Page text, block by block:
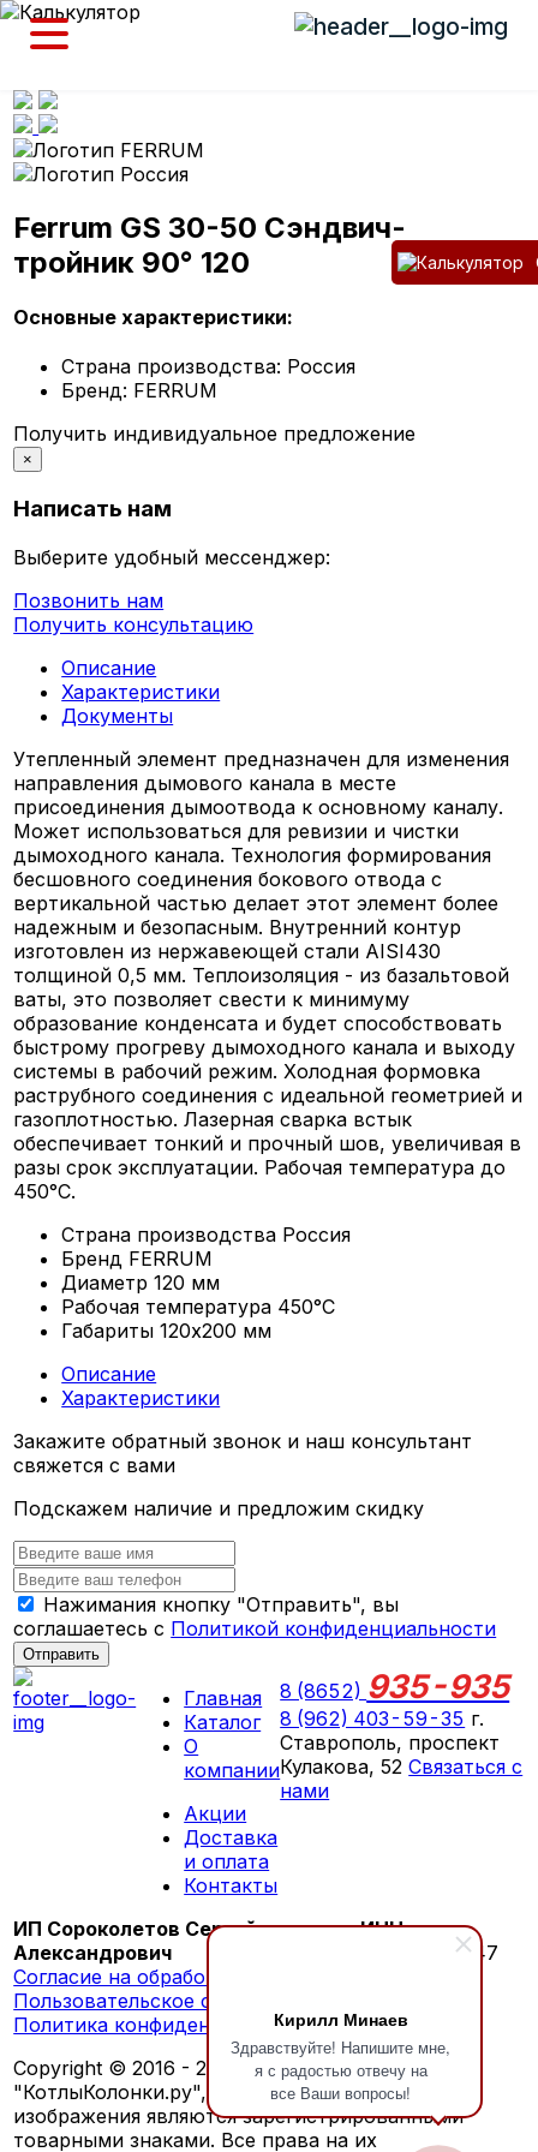
Кирилл Минаев
Здравствуйте! Напишите мне,
я с радостью отвечу на
все Ваши вопросы!
Ferrum GS 30-50 Сэндвич-
тройник 90° 120
Основные характеристики:
Страна производства: Россия
Бренд: FERRUM
Получить индивидуальное предложение
×
Написать нам
Выберите удобный мессенджер:
Позвонить нам
Получить консультацию
Описание
Характеристики
Документы
Утепленный элемент предназначен для изменения
направления дымового канала в месте
присоединения дымоотвода к основному каналу.
Может использоваться для ревизии и чистки
дымоходного канала. Технология формирования
бесшовного соединения бокового отвода с
вертикальной частью делает этот элемент более
надежным и безопасным. Внутренний контур
изготовлен из нержавеющей стали AISI430
толщиной 0,5 мм. Теплоизоляция - из базальтовой
ваты, это позволяет свести к минимуму
образование конденсата и будет способствовать
быстрому прогреву дымоходного канала и выходу
системы в рабочий режим. Холодная формовка
раструбного соединения с идеальной геометрией и
газоплотностью. Лазерная сварка встык
обеспечивает тонкий и прочный шов, увеличивая в
разы срок эксплуатации. Рабочая температура до
450°С.
Страна производства Россия
Бренд FERRUM
Диаметр 120 мм
Рабочая температура 450°С
Габариты 120х200 мм
Описание
Характеристики
Закажите обратный звонок и наш консультант
свяжется с вами
Подскажем наличие и предложим скидку
Нажимания кнопку "Отправить", вы
соглашаетесь с Политикой конфиденциальности
Отправить
Главная
Каталог
О
компании
Акции
Доставка
и оплата
Контакты
8 (8652) 935-935
8 (962) 403-59-35 г.
Ставрополь, проспект
Кулакова, 52Связаться с
нами
ИП Сороколетов Сергей
Александрович
ИНН:
260603276147
Согласие на обработку персональных данных
Пользовательское соглашение
Политика конфиденциальности
Copyright © 2016 - 2026 г. Обозначения
"КотлыКолонки.ру", "KotlyKolonki.ru", а также
изображения являются зарегистрированными
товарными знаками. Все права на их